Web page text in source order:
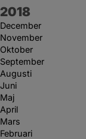
År:
2018
December
November
Oktober
September
Augusti
Juni
Maj
April
Mars
Februari